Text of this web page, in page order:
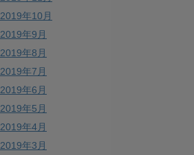
2019年10月
2019年9月
2019年8月
2019年7月
2019年6月
2019年5月
2019年4月
2019年3月